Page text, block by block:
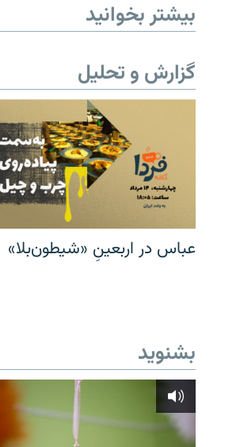
بیشتر بخوانید
گزارش و تحلیل
عباس در اربعینِ «شیطون‌بلا»
بشنوید